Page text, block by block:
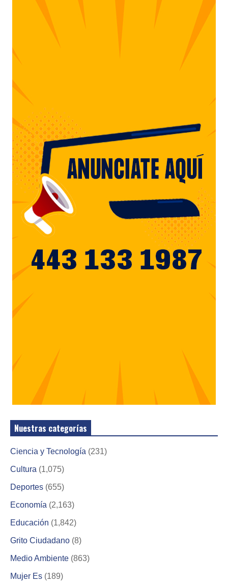
Nuestras categorías
Ciencia y Tecnología (231)
Cultura (1,075)
Deportes (655)
Economía (2,163)
Educación (1,842)
Grito Ciudadano (8)
Medio Ambiente (863)
Mujer Es (189)